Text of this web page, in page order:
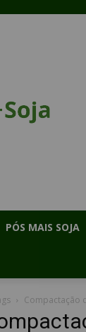
PÓS MAIS SOJA
Compactação